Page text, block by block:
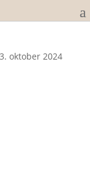
oktober 2024